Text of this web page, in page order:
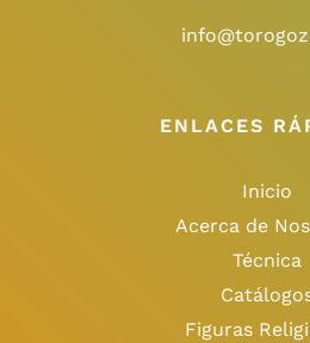
ENLACES
Inicio
Acerca de
Técnica
Figuras